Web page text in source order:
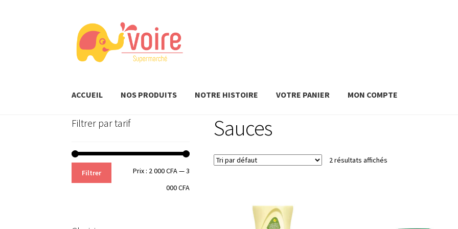
Aller
la
navigation
Aller
au
contenu
ACCUEIL NOS PRODUITS NOTRE HISTOIRE VOTRE PANIER MON COMPTE
Sauces
2 résultats affichés
Filtrer par tarif
Filtrer Prix : 2 000 CFA—3
000 CFA